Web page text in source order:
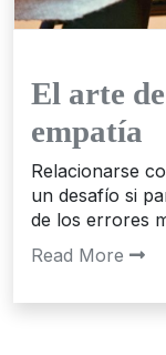
El arte
empatía
Relacionarse
un desafío si
de los errores
Read More